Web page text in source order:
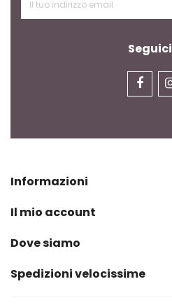
Seguici
Informazioni
Il mio account
Dove siamo
Spedizioni velocissime